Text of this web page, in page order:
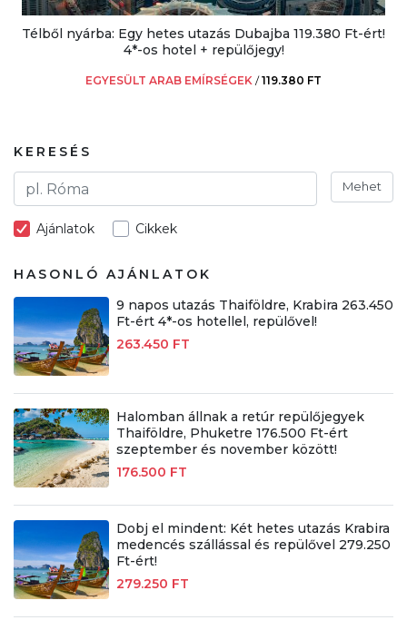
Télből nyárba: Egy hetes utazás Dubajba 119.380 Ft-ért!
4*-os hotel + repülőjegy!
EGYESÜLT ARAB EMÍRSÉGEK /119.380 FT
KERESÉS
Mehet
Ajánlatok Cikkek
HASONLÓ AJÁNLATOK
9 napos utazás Thaiföldre, Krabira 263.450
Ft-ért 4*-os hotellel, repülővel!
263.450 FT
Halomban állnak a retúr repülőjegyek
Thaiföldre, Phuketre 176.500 Ft-ért
szeptember és november között!
176.500 FT
Dobj el mindent: Két hetes utazás Krabira
medencés szállással és repülővel 279.250
Ft-ért!
279.250 FT